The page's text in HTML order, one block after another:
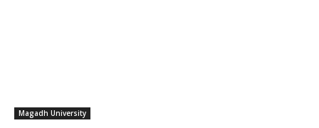
Magadh University